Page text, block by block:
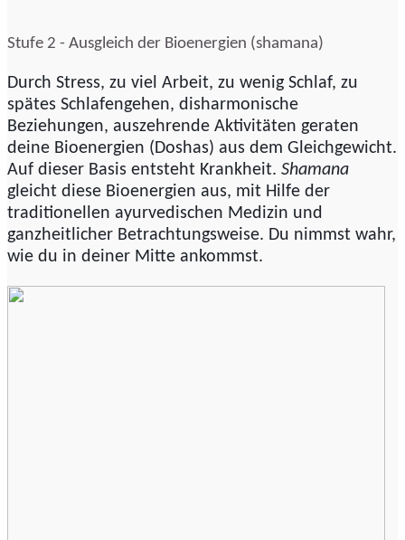
Stufe 2 - Ausgleich der Bioenergien (shamana)
Durch Stress, zu viel Arbeit, zu wenig Schlaf, zu
spätes Schlafengehen, disharmonische
Beziehungen, auszehrende Aktivitäten geraten
deine Bioenergien (Doshas) aus dem Gleichgewicht.
Auf dieser Basis entsteht Krankheit. Shamana
gleicht diese Bioenergien aus, mit Hilfe der
traditionellen ayurvedischen Medizin und
ganzheitlicher Betrachtungsweise. Du nimmst wahr,
wie du in deiner Mitte ankommst.